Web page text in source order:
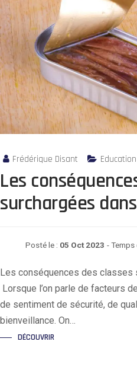
Frédérique Disant Education
Les
surchargées
Posté le : 05 Oct 2023 - Temps
Les conséquences des
Lorsque l’on parle de facteurs
de sentiment de sécurité, de
bienveillance. On…
DÉCOUVRIR